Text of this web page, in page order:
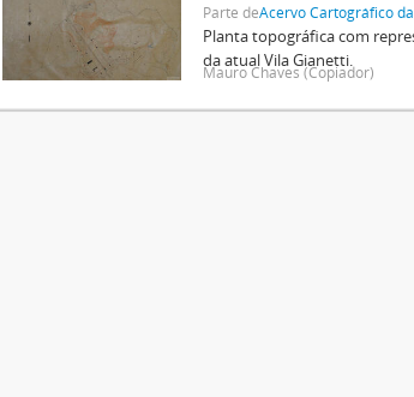
Parte deAcervo Cartográfico
Planta topográfica com
da atual Vila Gianetti.
Mauro Chaves (Copiador)